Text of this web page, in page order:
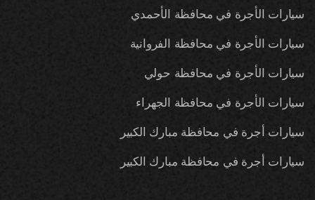
سيارات الأجرة في محافظة الأحمدي
سيارات الأجرة في محافظة الفروانية
سيارات الأجرة في محافظة حولي
سيارات الأجرة في محافظة الجهراء
سيارات أجرة في محافظة مبارك الكبير
سيارات أجرة في محافظة مبارك الكبير